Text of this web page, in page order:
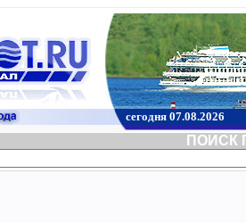
сегодня 07.08.2026
ПОИСК